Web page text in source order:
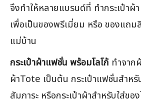
จึงทำให้หลายแบรนด์ที่ ทำกระเป๋า
เพื่อเป็นของพรีเมี่ยม หรือ ของแถม
แม่บ้าน
กระเป๋าผ้าแฟชั่น พร้อมโลโก้ ทำจาก
ผ้าTote เป็นต้น กระเป๋าแฟชั่นสำหรั
สัมภาระ หรือกระเป๋าผ้าสำหรับใส่ขอ